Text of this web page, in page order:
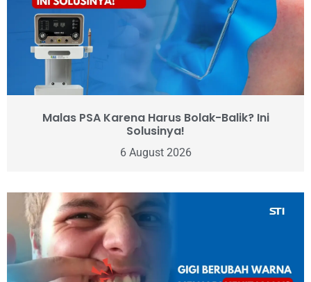
Malas PSA Karena Harus Bolak-Balik? Ini
Solusinya!
6 August 2026